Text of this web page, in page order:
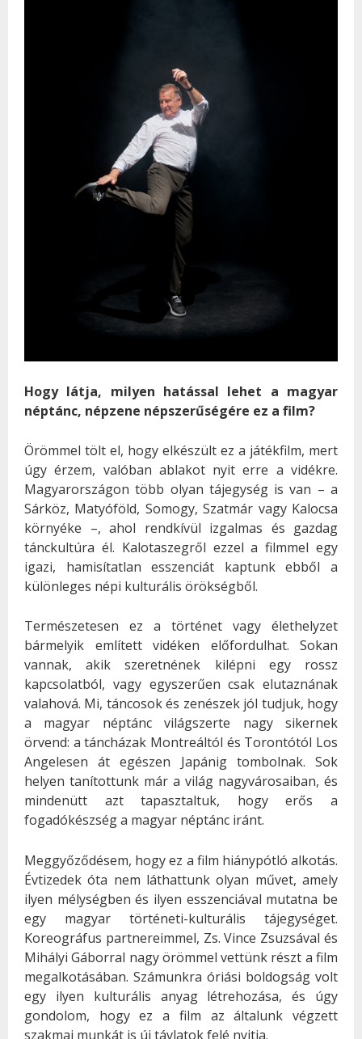
Hogy látja, milyen hatással lehet a magyar
néptánc, népzene népszerűségére ez a film?
Örömmel tölt el, hogy elkészült ez a játékfilm, mert
úgy érzem, valóban ablakot nyit erre a vidékre.
Magyarországon több olyan tájegység is van – a
Sárköz, Matyóföld, Somogy, Szatmár vagy Kalocsa
környéke –, ahol rendkívül izgalmas és gazdag
tánckultúra él. Kalotaszegről ezzel a filmmel egy
igazi, hamisítatlan esszenciát kaptunk ebből a
különleges népi kulturális örökségből.
Természetesen ez a történet vagy élethelyzet
bármelyik említett vidéken előfordulhat. Sokan
vannak, akik szeretnének kilépni egy rossz
kapcsolatból, vagy egyszerűen csak elutaznának
valahová. Mi, táncosok és zenészek jól tudjuk, hogy
a magyar néptánc világszerte nagy sikernek
örvend: a táncházak Montreáltól és Torontótól Los
Angelesen át egészen Japánig tombolnak. Sok
helyen tanítottunk már a világ nagyvárosaiban, és
mindenütt azt tapasztaltuk, hogy erős a
fogadókészség a magyar néptánc iránt.
Meggyőződésem, hogy ez a film hiánypótló alkotás.
Évtizedek óta nem láthattunk olyan művet, amely
ilyen mélységben és ilyen esszenciával mutatna be
egy magyar történeti-kulturális tájegységet.
Koreográfus partnereimmel, Zs. Vince Zsuzsával és
Mihályi Gáborral nagy örömmel vettünk részt a film
megalkotásában. Számunkra óriási boldogság volt
egy ilyen kulturális anyag létrehozása, és úgy
gondolom, hogy ez a film az általunk végzett
szakmai munkát is új távlatok felé nyitja.